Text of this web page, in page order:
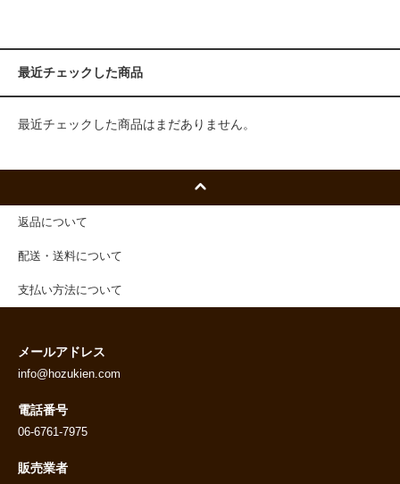
最近チェックした商品
最近チェックした商品はまだありません。
返品について
配送・送料について
支払い方法について
メールアドレス
info@hozukien.com
電話番号
06-6761-7975
販売業者